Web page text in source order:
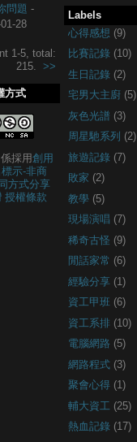
Labels
心得感想 (9)
比賽記錄 (10)
生日記錄 (2)
宅男大主廚 (5)
灰色光譜 (3)
周星馳系列 (2)
旅遊記錄 (7)
敗家 (2)
教學 (5)
現場演唱 (7)
稀奇古怪 (9)
閒話家常 (6)
經驗分享 (1)
資工甲班 (6)
資工系排 (10)
電腦網路 (5)
網路程式 (3)
聚會心得 (1)
輔大資工 (25)
熱血記錄 (17)
問題 -
28
1-5, total:
215. >>
方式
採用創用
示-非商
方式分享
授權條款